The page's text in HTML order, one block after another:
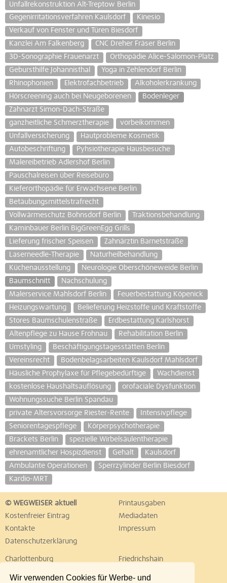
Wir verwenden Cookies für Werbe- und
Unfallrekonstruktion Alt-Treptow Berlin
Gegenirritationsverfahren Kaulsdorf
Kinesio
Verkauf von Fenster und Türen Biesdorf
Kanzlei Am Falkenberg
CNC Dreher Fräser Berlin
3D-Sonographie Frauenarzt
Orthopädie Alice-Salomon-Platz
Gebursthilfe Johannisthal
Yoga in Zehlendorf Berlin
Rhinophonien
Elektrofachbetrieb
Alkoholerkrankung
Hörscreening auch bei Neugeborenen
Bodenleger
Zahnarzt Simon-Dach-Straße
ganzheitliche Schmerztherapie
vorbeikommen
Unfallversicherung
Hautprobleme Kosmetik
Autobeschriftung
Pyhsiotherapie Hausbesuche
Malereibetrieb Adlershof Berlin
Pauschalreisen über Reisebüro
Kieferorthopädie für Erwachsene Berlin
Betäubungsmittelstrafrecht
Vollwärmeschutz Bohnsdorf Berlin
Traktionsbehandlung
Kaminbauer Berlin BigGreenEgg Grills
Lieferung frischer Speisen
Zahnärztin Barnetstraße
Laserneedle-Therapie
Naturheilbehandlung
Küchenausstellung
Neurologie Oberschöneweide Berlin
Baumschnitt
Nachschulung
Malerservice Mahlsdorf Berlin
Feuerbestattung Köpenick
Heizungswartung
Belieferung Heizstoffe und Kraftstoffe
Stores Baumschulenstraße
Erdbestattung Karlshorst
Altenpflege zu Hause Frohnau
Rehabilitation Berlin
Umstyling
Beschäftigungstagesstätten Berlin
Vereinsrecht
Bodenbelagsarbeiten Kaulsdorf Mahlsdorf
Häusliche Prophylaxe für Pflegebedürftige
Wachdienst
kostenlose Haushaltsauflösung
orofaciale Dysfunktion
Wohnungssuche Berlin Spandau
private Altersvorsorge Riester-Rente
Intensivpflege
Seniorentagespflege
Körperpsychotherapie
Brackets Berlin
spezielle Wirbelsäulentherapie
ehrenamtlicher Hospizdienst
Gehalt
Kaulsdorf
Ambulante Operationen
Sperrzylinder Berlin Biesdorf
Kardio-MRT
© WEGWEISER aktuell
Printausgaben
Kostenfreier Eintrag
Mediadaten
Kontakte
Impressum
Datenschutzerklärung
Charlottenburg
Friedrichshain